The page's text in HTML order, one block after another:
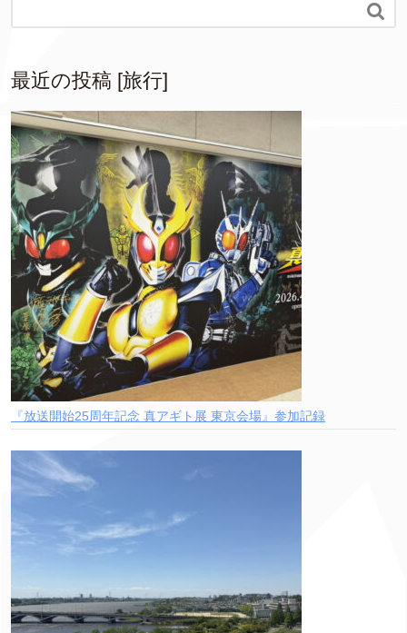

最近の投稿 [旅行]
『放送開始25周年記念 真アギト展 東京会場』参加記録